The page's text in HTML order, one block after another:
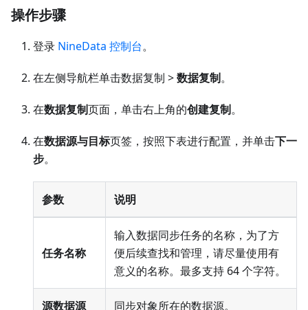
操作步骤
登录 NineData 控制台。
在左侧导航栏单击数据复制 >数据复制。
在数据复制页面，单击右上角的创建复制。
在数据源与目标页签，按照下表进行配置，并单击下一
步。
参数 说明
任务名称
输入数据同步任务的名称，为了方
便后续查找和管理，请尽量使用有
意义的名称。最多支持 64 个字符。
源数据源 同步对象所在的数据源。